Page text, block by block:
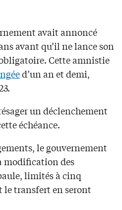
avait annoncé
avant qu’il ne lance son
Cette amnistie
d’un an et demi,
un déclenchement
échéance.
le gouvernement
modification des
limités à cinq
le transfert en seront